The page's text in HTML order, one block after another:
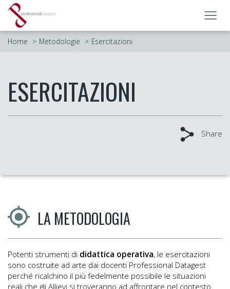
Home Metodologie Esercitazioni
ESERCITAZIONI
Share
LA METODOLOGIA
Potenti strumenti di didattica operativa, le esercitazioni
sono costruite ad arte dai docenti Professional Datagest
perché ricalchino il più fedelmente possibile le situazioni
reali che gli Allievi si troveranno ad affrontare nel contesto